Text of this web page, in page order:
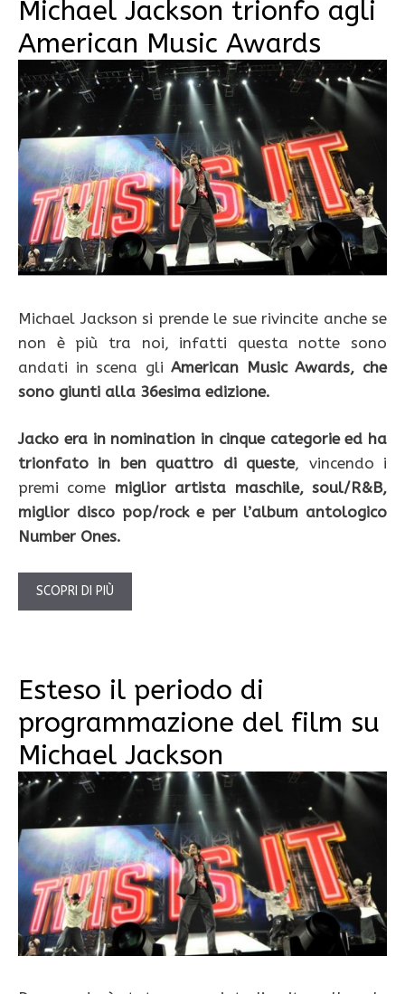
Michael Jackson trionfo agli
American Music Awards
Michael Jackson si prende le sue rivincite anche se
non è più tra noi, infatti questa notte sono
andati in scena gliAmerican Music Awards, che
sono giunti alla 36esima edizione.
Jacko era in nomination in cinque categorie ed ha
trionfato in ben quattro di queste, vincendo i
premi come miglior artista maschile, soul/R&B,
miglior disco pop/rock e per l’album antologico
Number Ones.
SCOPRI DI PIÙ
Esteso il periodo di
programmazione del film su
Michael Jackson